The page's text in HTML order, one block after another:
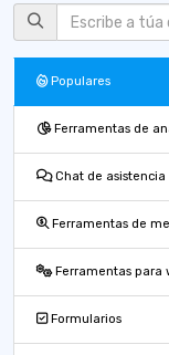
Populares
Ferramentas de
Chat de asistencia
Ferramentas de
Ferramentas para
Formularios